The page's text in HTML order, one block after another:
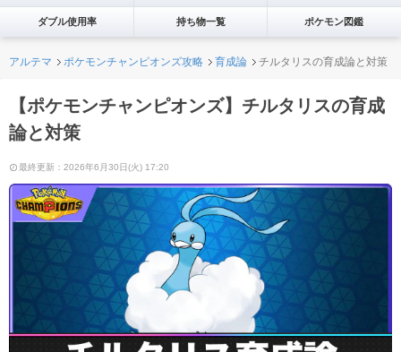
ダブル使用率 持ち物一覧 ポケモン図鑑
アルテマ ポケモンチャンピオンズ攻略 育成論 チルタリスの育成論と対策
【ポケモンチャンピオンズ】チルタリスの育成
論と対策
最終更新：2026年6月30日(火) 17:20